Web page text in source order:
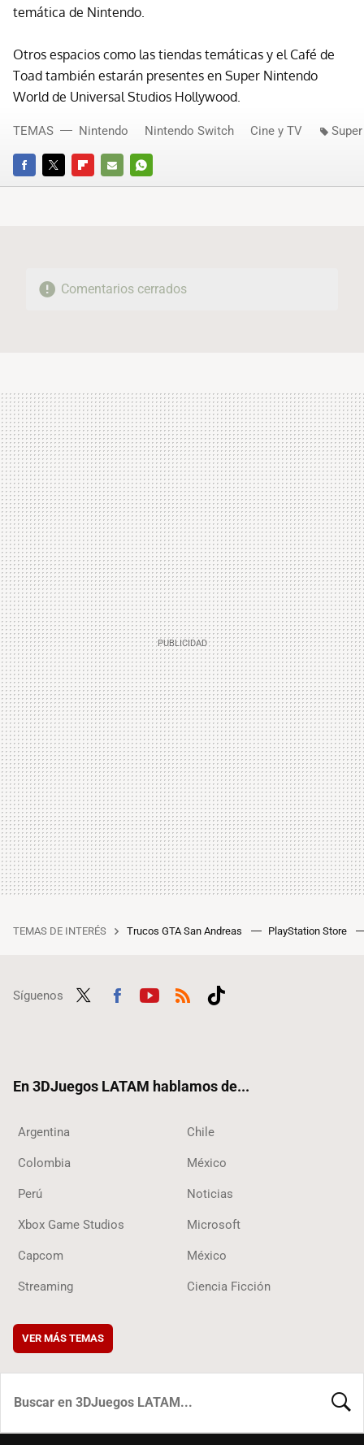
temática de Nintendo.
Otros espacios como las tiendas temáticas y el Café de
Toad también estarán presentes en Super Nintendo
World de Universal Studios Hollywood.
FACEBOOKTWITTERFLIPBOARD
E-
WHATSAPP
TEMAS Nintendo Nintendo Switch Cine y TV
Comentarios cerrados
TEMAS DE INTERÉS Trucos GTA San Andreas PlayStation Store
Síguenos
En 3DJuegos LATAM hablamos de...
Argentina Chile
Colombia México
Perú Noticias
Xbox Game Studios Microsoft
Capcom México
Streaming Ciencia Ficción
VER MÁS TEMAS